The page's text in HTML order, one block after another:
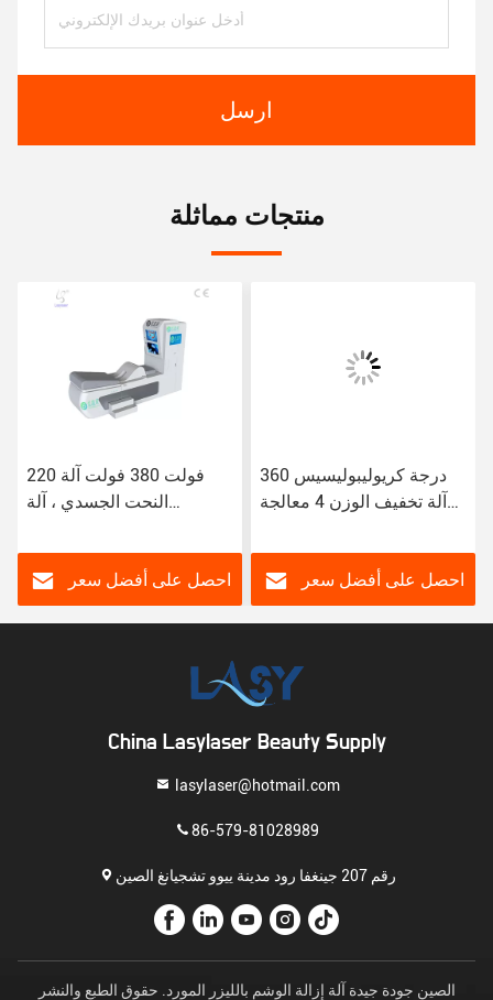
ارسل
منتجات مماثلة
220 فولت 380 فولت آلة
النحت الجسدي ، آلة
البخار
احصل على أفضل سعر
360 درجة كريوليبوليسيس
آلة تخفيف الوزن 4 معالجة
احصل على أفضل سعر
China Lasylaser Beauty Supply
lasylaser@hotmail.com
86-579-81028989
رقم 207 جينغفا رود مدينة ييوو تشجيانغ الصين
الصين جودة جيدة آلة إزالة الوشم بالليزر المورد. حقوق الطبع والنشر